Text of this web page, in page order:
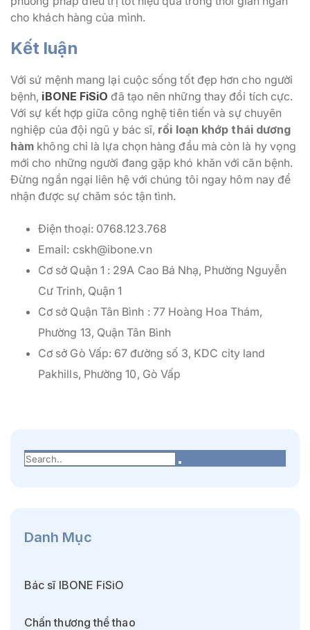
cho khách hàng của mình.
Kết luận
Với sứ mệnh mang lại cuộc sống tốt đẹp hơn cho người
bệnh, iBONE FiSiO đã tạo nên những thay đổi tích cực.
Với sự kết hợp giữa công nghệ tiên tiến và sự chuyên
nghiệp của đội ngũ y bác sĩ, rối loạn khớp thái dương
hàm không chỉ là lựa chọn hàng đầu mà còn là hy vọng
mới cho những người đang gặp khó khăn với căn bệnh.
Đừng ngần ngại liên hệ với chúng tôi ngay hôm nay để
nhận được sự chăm sóc tận tình.
Điện thoại: 0768.123.768
Email: cskh@ibone.vn
Cơ sở Quận 1 : 29A Cao Bá Nhạ, Phường Nguyễn
Cư Trinh, Quận 1
Cơ sở Quận Tân Bình : 77 Hoàng Hoa Thám,
Phường 13, Quận Tân Bình
Cơ sở Gò Vấp: 67 đường số 3, KDC city land
Pakhills, Phường 10, Gò Vấp
Danh Mục
Bác sĩ IBONE FiSiO
Chấn thương thể thao